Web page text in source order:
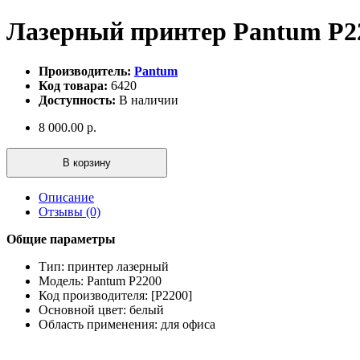
Лазерный принтер Pantum
Производитель: Pantum
Код товара: 6420
Доступность: В наличии
8 000.00 р.
В корзину
Описание
Отзывы (0)
Общие параметры
Тип: принтер лазерный
Модель: Pantum P2200
Код производителя: [P2200]
Основной цвет: белый
Область применения: для офиса